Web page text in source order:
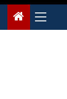
Primary
Menu